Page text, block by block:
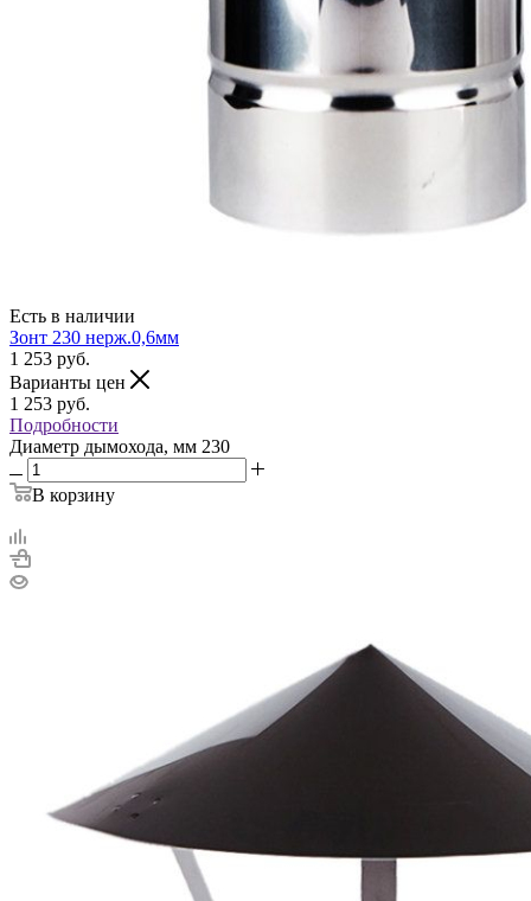
Есть в наличии
Зонт 230 нерж.0,6мм
1 253 руб.
Варианты цен
1 253 руб.
Подробности
Диаметр дымохода, мм 230
В корзину